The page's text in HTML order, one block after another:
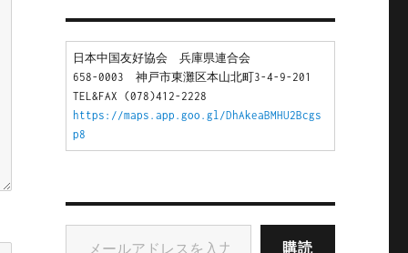
日本中国友好協会　兵庫県連合会
658-0003　神戸市東灘区本山北町3-4-9-201
TEL&FAX (078)412-2228
https://maps.app.goo.gl/DhAkeaBMHU2Bcgs
p8
メールアドレスを入力...
購読